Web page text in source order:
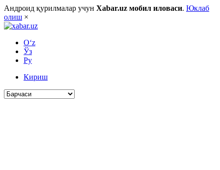
Андроид қурилмалар учун Xabar.uz мобил иловаси. Юклаб
олиш ×
O‘z
Ўз
Ру
Кириш